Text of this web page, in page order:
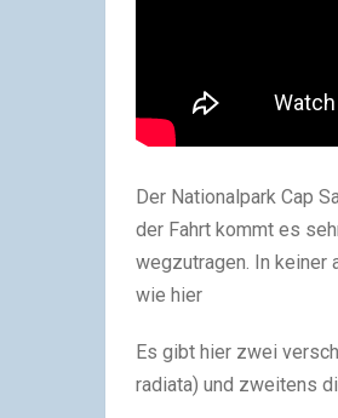
Der Nationalpark Cap
der Fahrt kommt es
wegzutragen. In keiner
wie hier
Es gibt hier zwei
radiata) und zweitens